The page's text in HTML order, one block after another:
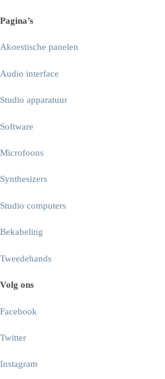
Pagina’s
Akoestische panelen
Audio interface
Studio apparatuur
Software
Microfoons
Synthesizers
Studio computers
Bekabeling
Tweedehands
Volg ons
Facebook
Twitter
Instagram